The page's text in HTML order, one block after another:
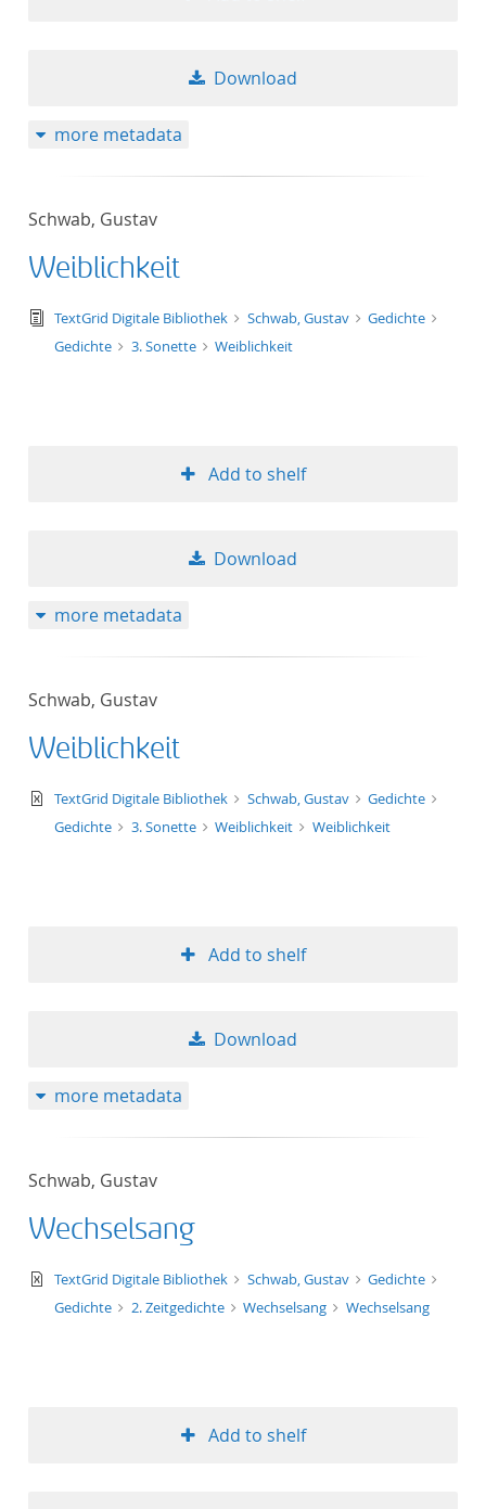
Download
more metadata
Schwab, Gustav
Weiblichkeit
text/tg.edition+tg.aggregation+xml
TextGrid Digitale Bibliothek Schwab, Gustav
Gedichte
Gedichte
3. Sonette Weiblichkeit
Add to shelf
Download
more metadata
Schwab, Gustav
Weiblichkeit
text/xml
TextGrid Digitale Bibliothek Schwab, Gustav
Gedichte
Gedichte
3. Sonette Weiblichkeit Weiblichkeit
Add to shelf
Download
more metadata
Schwab, Gustav
Wechselsang
text/xml
TextGrid Digitale Bibliothek Schwab, Gustav
Gedichte
Gedichte
2. Zeitgedichte Wechselsang Wechselsang
Add to shelf